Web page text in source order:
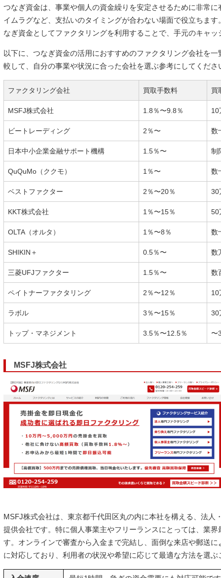
つなぎ資金は、事業や個人の資金繰りを安定させるために非常
イムラグなど、支払いのタイミングが合わない場面で役立ちま
なぎ資金としてファクタリングを利用することで、手元のキャ
以下に、つなぎ資金の活用におすすめのファクタリング会社を
較して、自分の事業や状況に合った会社を選ぶ参考にしてくださ
ファクタリング会社 買取手数料 買
MSFJ株式会社 1.8％〜9.8％ 10
ビートレーディング 2％〜 数
日本中小企業金融サポート機構 1.5％〜 制
QuQuMo（ククモ） 1％〜 数
ベストファクター 2％〜20％ 30
KKT株式会社 1％〜15％ 50
OLTA（オルタ） 1％〜8％ 数
SHIKIN＋ 0.5％〜 数
三菱UFJファクター 1.5％〜 数
ペイトナーファクタリング 2％〜12％ 10
ラボル 3％〜15％ 30
トップ・マネジメント 3.5％〜12.5％ 〜
MSFJ株式会社
MSFJ株式会社は、東京都千代田区丸の内に本社を構える、法
提供会社です。特に個人事業主やフリーランスにとっては、業
す。オンラインで審査から入金まで完結し、面倒な来店や郵送
に対応しており、利用者の状況や希望に応じて最適な方法を選ぶ